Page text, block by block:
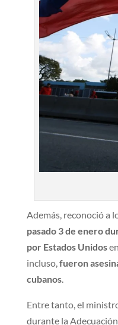
Además, reconoció a
pasado 3 de enero
por Estados Unidos
incluso, fueron
cubanos.
Entre tanto, el
durante la